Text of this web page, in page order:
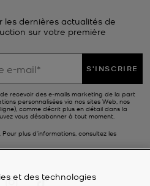
les dernières actualités de
sur votre première
S'INSCRIRE
de recevoir des e-mails marketing de la part
personnalisées via nos sites Web, nos
comme décrit plus en détail dans la
vous désabonner à tout moment.
plus d’informations, consultez les
et des technologies